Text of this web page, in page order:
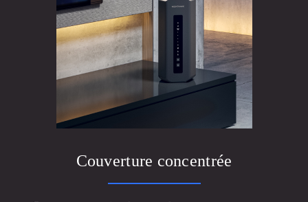
Couverture concentrée